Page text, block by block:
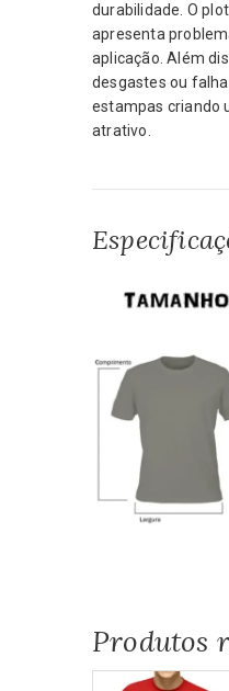
durabilidade. O
apresenta
aplicação. Além
desgastes ou
estampas criando
atrativo.
Produtos